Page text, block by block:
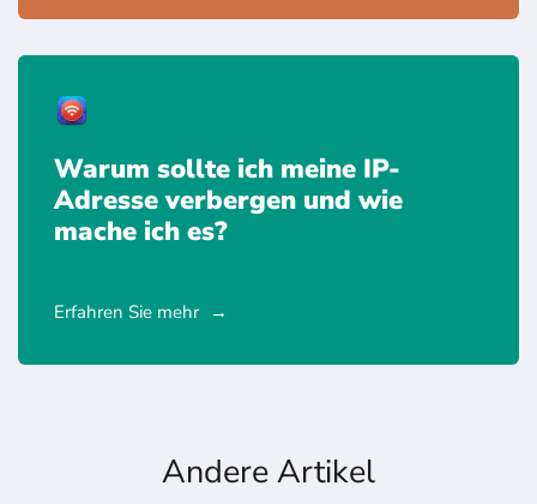
Warum sollte ich meine IP-
Adresse verbergen und wie
mache ich es?
Erfahren Sie mehr
Andere Artikel